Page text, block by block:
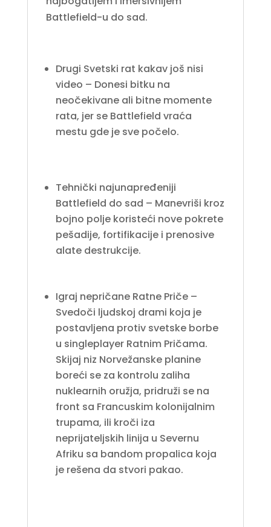
Battlefield-u do sad.
Drugi Svetski rat kakav još nisi
video – Donesi bitku na
neočekivane ali bitne momente
rata, jer se Battlefield vraća
mestu gde je sve počelo.
Tehnički najunapređeniji
Battlefield do sad – Manevriši kroz
bojno polje koristeći nove pokrete
pešadije, fortifikacije i prenosive
alate destrukcije.
Igraj nepričane Ratne Priče –
Svedoči ljudskoj drami koja je
postavljena protiv svetske borbe
u singleplayer Ratnim Pričama.
Skijaj niz Norvežanske planine
boreći se za kontrolu zaliha
nuklearnih oružja, pridruži se na
front sa Francuskim kolonijalnim
trupama, ili kroči iza
neprijateljskih linija u Severnu
Afriku sa bandom propalica koja
je rešena da stvori pakao.